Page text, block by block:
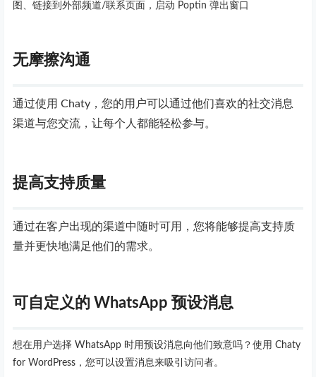
图、链接到外部频道/联系页面，启动 Poptin 弹出窗口
无摩擦沟通
通过使用 Chaty，您的用户可以通过他们喜欢的社交消息
渠道与您交流，让每个人都能轻松参与。
提高支持质量
通过在客户出现的渠道中随时可用，您将能够提高支持质
量并更快地满足他们的需求。
可自定义的 WhatsApp 预设消息
想在用户选择 WhatsApp 时用预设消息向他们致意吗？使用 Chaty
for WordPress，您可以设置消息来吸引访问者。